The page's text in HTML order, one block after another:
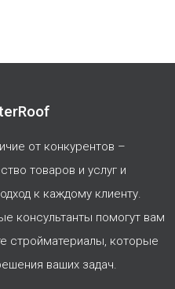
от конкурентов –
товаров и услуг и
к каждому клиенту.
консультанты помогут вам
стройматериалы, которые
ваших задач.